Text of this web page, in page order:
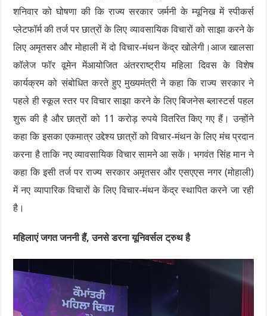
शनिवार को घोषणा की कि राज्य सरकार जर्मनी के म्यूनिख में स्पीकर्स
प्लेटफॉर्म की तर्ज पर छात्रों के लिए व्यावसायिक विचारों को साझा करने के
लिए अमृतसर और मोहाली में दो विचार-मंथन केंद्र खोलेगी।आज खालसा
कॉलेज फॉर वूमेन मेंआयोजित अंतरराष्ट्रीय महिला दिवस के विशेष
कार्यक्रम को संबोधित करते हुए मुख्यमंत्री ने कहा कि राज्य सरकार ने
पहले ही स्कूल स्तर पर विचार साझा करने के लिए बिजनेस ब्लास्टर्स पहल
शुरू की है और छात्रों को 11 करोड़ रुपये वितरित किए गए हैं। उन्होंने
कहा कि इसका एकमात्र उद्देश्य छात्रों को विचार-मंथन के लिए मंच प्रदान
करना है ताकि नए व्यावसायिक विचार सामने आ सकें। भगवंत सिंह मान ने
कहा कि इसी तर्ज पर राज्य सरकार अमृतसर और एसएएस नगर (मोहाली)
में नए व्यापारिक विचारों के लिए विचार-मंथन केंद्र स्थापित करने जा रही
है।
महिलाएं जगत जननी हैं, उनसे डरना यूनिवर्सल ट्रुथ है